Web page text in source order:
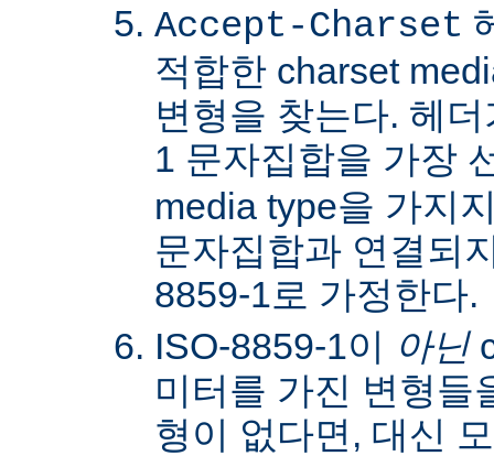
Accept-Charset
적합한 charset
변형을 찾는다. 헤
1 문자집합을 가장
media type을 가지
문자집합과 연결되
8859-1로 가정한다.
ISO-8859-1이 아닌
미터를 가진 변형들
형이 없다면, 대신